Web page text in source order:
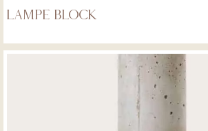
Lampe block